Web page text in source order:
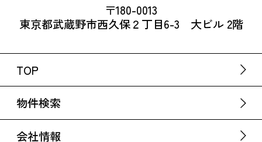
〒180-0013
東京都武蔵野市西久保２丁目6-3 大ビル 2階
TOP
物件検索
会社情報